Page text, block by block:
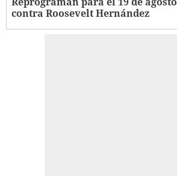
contra Roosevelt Hernández